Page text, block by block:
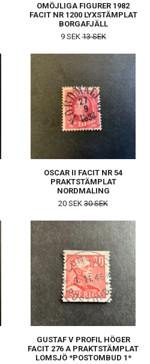
OMÖJLIGA FIGURER 1982
FACIT NR 1200 LYXSTÄMPLAT
BORGAFJÄLL
9 SEK13 SEK
OSCAR II FACIT NR 54
PRAKTSTÄMPLAT
NORDMALING
20 SEK 30 SEK
GUSTAF V PROFIL HÖGER
FACIT 276 A PRAKTSTÄMPLAT
LOMSJÖ *POSTOMBUD 1*